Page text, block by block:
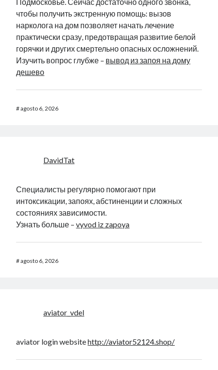
чтобы получить экстренную помощь: вызов
нарколога на дом позволяет начать лечение
практически сразу, предотвращая развитие белой
горячки и других смертельно опасных осложнений.
Изучить вопрос глубже – вывод из запоя на дому
дешево
#agosto 6, 2026
DavidTat
Специалисты регулярно помогают при
интоксикации, запоях, абстиненции и сложных
состояниях зависимости.
Узнать больше –vyvod iz zapoya
#agosto 6, 2026
aviator_vdel
aviator login websitehttp://aviator52124.shop/